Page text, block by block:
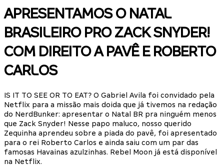
APRESENTAMOS O NATAL
BRASILEIRO PRO ZACK SNYDER!
COM DIREITO A PAVÊ E ROBERTO
CARLOS
IS IT TO SEE OR TO EAT? O Gabriel Avila foi convidado pela
Netflix para a missão mais doida que já tivemos na redação
do NerdBunker: apresentar o Natal BR pra ninguém menos
que Zack Snyder! Nesse papo maluco, nosso querido
Zequinha aprendeu sobre a piada do pavê, foi apresentado
para o rei Roberto Carlos e ainda saiu com um par das
famosas Havainas azulzinhas. Rebel Moon já está disponível
na Netflix.